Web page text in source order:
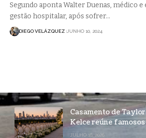
Segundo aponta Walter Duenas, médico
gestão hospitalar, após sofrer…
DIEGO VELÁZQUEZ JUNHO 10, 2024
Casamento de
Kelce reúne
JULHO 16, 2026